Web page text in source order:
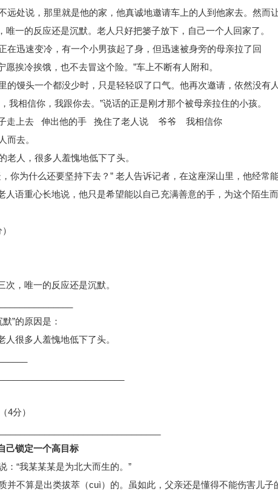
处说，那里就是他的家，他真诚地邀请车上的人到他家去。然而
一的反应还是沉默。老人只好把篓子放下，自己一个人回家了。
迅速变冷，有一个小男孩起了身，但迅速被身旁的母亲拉了回
挨冷挨饿，也不去冒这个险。”车上不断有人附和。
馒头一个都没少时，只是轻轻叹了口气。他再次邀请，依然没有人
我相信你，我跟你去。”说话的正是刚才那个被母亲拉住的小孩。
上去 伸出他的手 挽住了老人说 爷爷 我相信你
而去。
人，很多人羞愧地低下了头。
你为什么还要坚持下去？” 老人告诉记者，在这座深山里，他经常
语重心长地说，他只是希望能以自己充满善意的手，为这个陌生
，唯一的反应还是沉默。
”的原因是：
很多人羞愧地低下了头。
4分）
己锁定一个高目标
： “我某某某是为北大而生的。”
并不算是出类拔萃（cuì）的。虽如此，父亲还是懂得不能伤害儿子